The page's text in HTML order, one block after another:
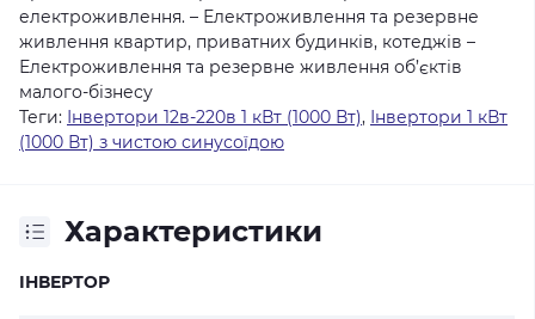
електроживлення. – Електроживлення та резервне
живлення квартир, приватних будинків, котеджів –
Електроживлення та резервне живлення об’єктів
малого-бізнесу
Теги: Інвертори 12в-220в 1 кВт (1000 Вт), Інвертори 1 кВт
(1000 Вт) з чистою синусоїдою
Характеристики
ІНВЕРТОР